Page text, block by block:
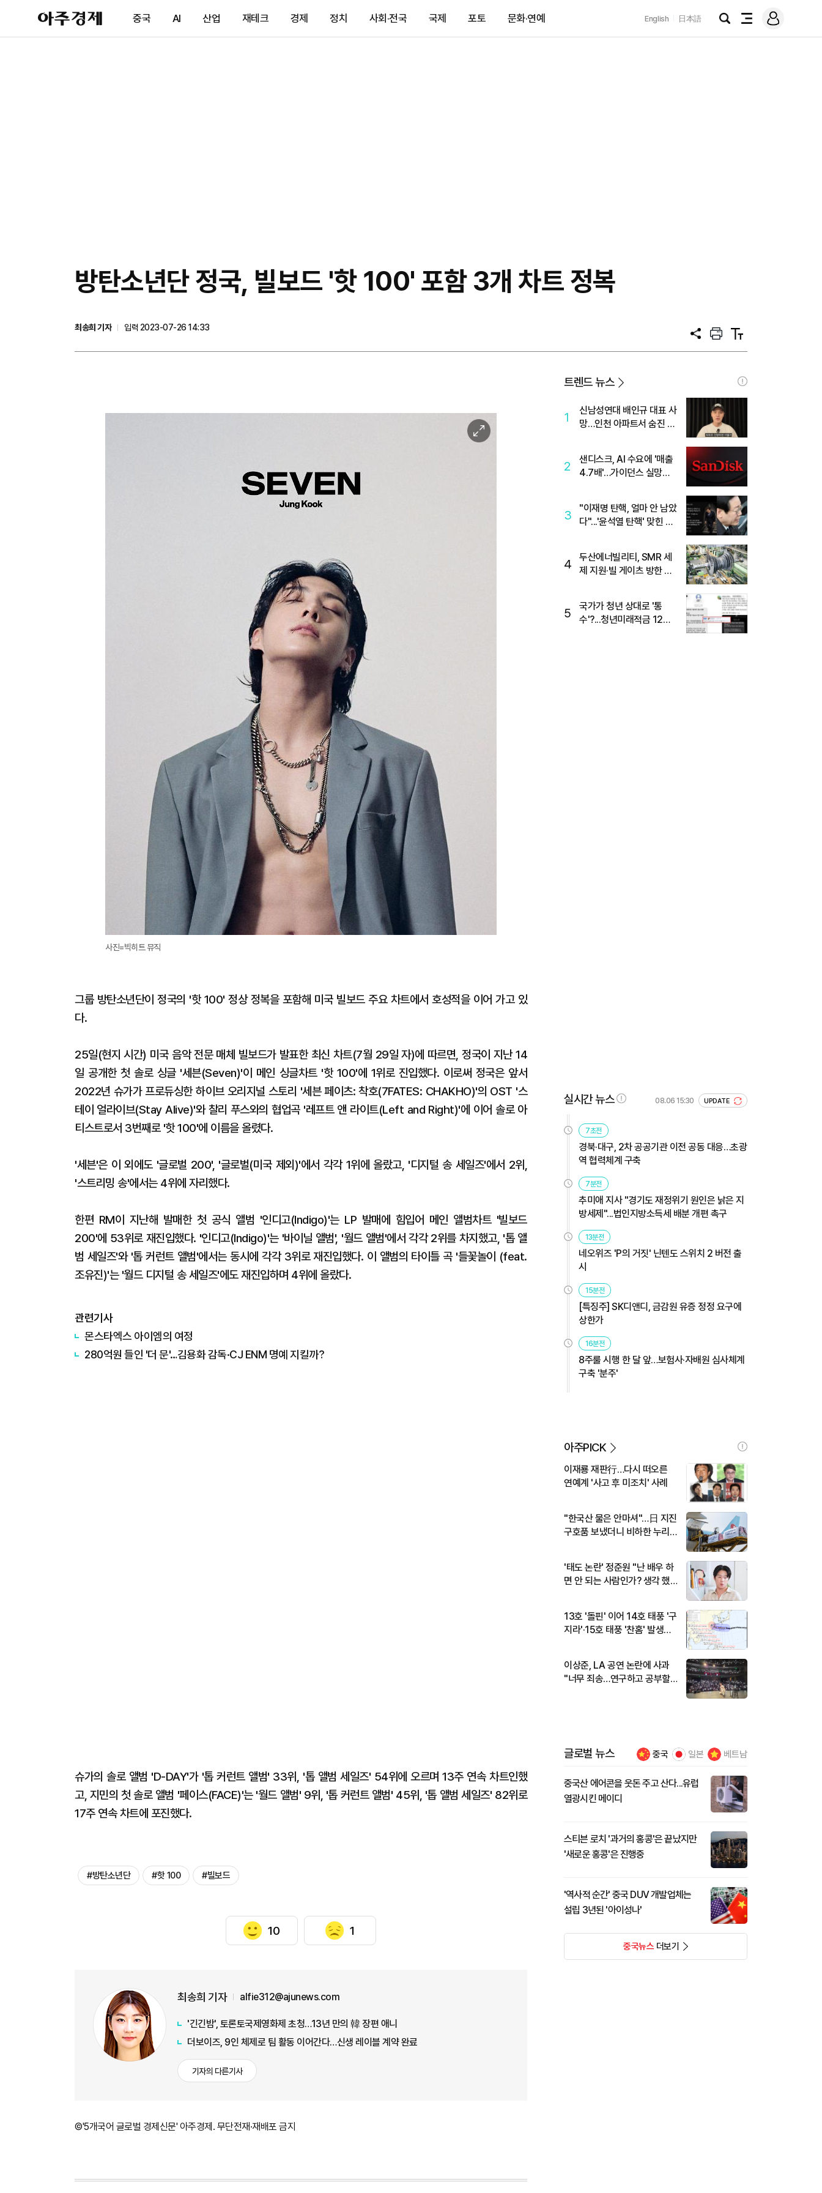
아
주
제
중국 AI 산업 재테크 경제 정치 사회·전국 국제 포토 문화·연예 English 日本語
검
전
메
그
방탄소년단 정국, 빌보드 '핫 100' 포함 3개 차트 정복
최송희 기자
입력 2023-07-26 14:33
공
프
트
텍
트
이
미
사진=빅히트 뮤직
그룹 방탄소년단이 정국의 '핫 100' 정상 정복을 포함해 미국 빌보드 주요 차트에서 호성적을 이어 가고 있
다.
25일(현지 시간) 미국 음악 전문 매체 빌보드가 발표한 최신 차트(7월 29일 자)에 따르면, 정국이 지난 14
일 공개한 첫 솔로 싱글 '세븐(Seven)'이 메인 싱글차트 '핫 100'에 1위로 진입했다. 이로써 정국은 앞서
2022년 슈가가 프로듀싱한 하이브 오리지널 스토리 '세븐 페이츠: 착호(7FATES: CHAKHO)'의 OST '스
테이 얼라이브(Stay Alive)'와 찰리 푸스와의 협업곡 '레프트 앤 라이트(Left and Right)'에 이어 솔로 아
티스트로서 3번째로 '핫 100'에 이름을 올렸다.
'세븐'은 이 외에도 '글로벌 200', '글로벌(미국 제외)'에서 각각 1위에 올랐고, '디지털 송 세일즈'에서 2위,
'스트리밍 송'에서는 4위에 자리했다.
한편 RM이 지난해 발매한 첫 공식 앨범 '인디고(Indigo)'는 LP 발매에 힘입어 메인 앨범차트 '빌보드
200'에 53위로 재진입했다. '인디고(Indigo)'는 '바이닐 앨범', '월드 앨범'에서 각각 2위를 차지했고, '톱 앨
범 세일즈'와 '톱 커런트 앨범'에서는 동시에 각각 3위로 재진입했다. 이 앨범의 타이틀 곡 '들꽃놀이 (feat.
조유진)'는 '월드 디지털 송 세일즈'에도 재진입하며 4위에 올랐다.
관련기사
몬스타엑스 아이엠의 여정
280억원 들인 '더 문'…김용화 감독·CJ ENM 명예 지킬까?
슈가의 솔로 앨범 'D-DAY'가 '톱 커런트 앨범' 33위, '톱 앨범 세일즈' 54위에 오르며 13주 연속 차트인했
고, 지민의 첫 솔로 앨범 '페이스(FACE)'는 '월드 앨범' 9위, '톱 커런트 앨범' 45위, '톱 앨범 세일즈' 82위로
17주 연속 차트에 포진했다.
#방탄소년단 #핫 100 #빌보드
10 1
최송희 기자 alfie312@ajunews.com
'긴긴밤', 토론토국제영화제 초청…13년 만의 韓 장편 애니
더보이즈, 9인 체제로 팀 활동 이어간다…신생 레이블 계약 완료
기자의 다른기사
©'5개국어 글로벌 경제신문' 아주경제. 무단전재·재배포 금지
트렌드 뉴스
1
신남성연대 배인규 대표 사
망…인천 아파트서 숨진 채
2
샌디스크, AI 수요에 '매출
4.7배'…가이던스 실망에
3
"이재명 탄핵, 얼마 안 남았
다"...'윤석열 탄핵' 맞힌 무
4
두산에너빌리티, SMR 세
제 지원·빌 게이츠 방한 기
5
국가가 청년 상대로 '통
수'?...청년미래적금 12%
실시간 뉴스 08.06 15:30 UPDATE
7초전
경북·대구, 2차 공공기관 이전 공동 대응…초광
역 협력체계 구축
7분전
추미애 지사 "경기도 재정위기 원인은 낡은 지
방세제"...법인지방소득세 배분 개편 촉구
13분전
네오위즈 'P의 거짓' 닌텐도 스위치 2 버전 출
시
15분전
[특징주] SK디앤디, 금감원 유증 정정 요구에
상한가
16분전
8주룰 시행 한 달 앞…보험사·자배원 심사체계
구축 '분주'
아주PICK
이재룡 재판行…다시 떠오른
연예계 '사고 후 미조치' 사례
"한국산 물은 안마셔"…日 지진
구호품 보냈더니 비하한 누리
'태도 논란' 정준원 "난 배우 하
면 안 되는 사람인가? 생각 했
13호 '돌핀' 이어 14호 태풍 '구
지라'·15호 태풍 '찬홈' 발생…
이상준, LA 공연 논란에 사과
"너무 죄송…연구하고 공부할
글로벌 뉴스 중국 일본 베트남
중국산 에어콘을 웃돈 주고 산다...유럽
열광시킨 메이디
스티븐 로치 '과거의 홍콩'은 끝났지만
'새로운 홍콩'은 진행중
'역사적 순간' 중국 DUV 개발업체는
설립 3년된 '아이성나'
중국뉴스더보기